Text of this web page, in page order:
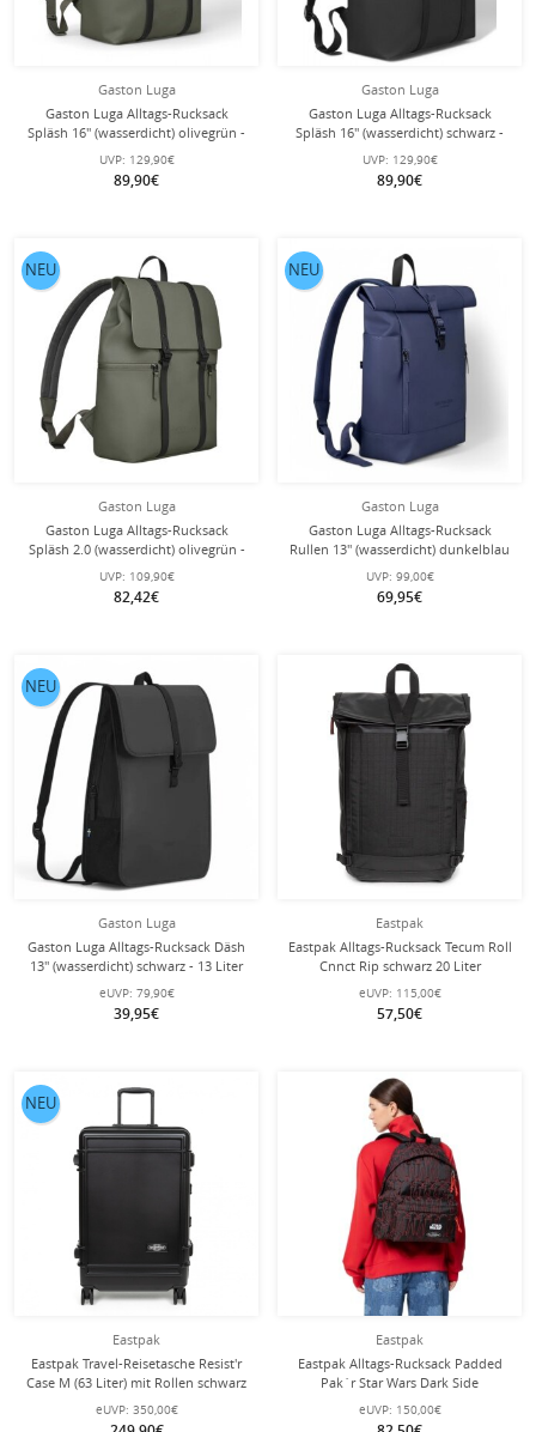
Gaston Luga
Gaston Luga Alltags-Rucksack
Spläsh 16'' (wasserdicht) olivegrün -
20 Liter
UVP: 129,90€
89,90€
Gaston Luga
Gaston Luga Alltags-Rucksack
Spläsh 16'' (wasserdicht) schwarz -
20 Liter
UVP: 129,90€
89,90€
Gaston Luga
Gaston Luga Alltags-Rucksack
Spläsh 2.0 (wasserdicht) olivegrün -
14 Liter
UVP: 109,90€
82,42€
NEU
Gaston Luga
Gaston Luga Alltags-Rucksack
Rullen 13'' (wasserdicht) dunkelblau
- 20 Liter
UVP: 99,00€
69,95€
NEU
Gaston Luga
Gaston Luga Alltags-Rucksack Däsh
13'' (wasserdicht) schwarz - 13 Liter
eUVP: 79,90€
39,95€
NEU
Eastpak
Eastpak Alltags-Rucksack Tecum Roll
Cnnct Rip schwarz 20 Liter
eUVP: 115,00€
57,50€
Eastpak
Eastpak Travel-Reisetasche Resist'r
Case M (63 Liter) mit Rollen schwarz
eUVP: 350,00€
NEU
Eastpak
Eastpak Alltags-Rucksack Padded
Pak´r Star Wars Dark Side
schwarz/rot 24 Liter
eUVP: 150,00€